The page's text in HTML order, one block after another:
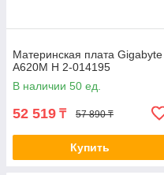
Материнская плата Gigabyte
A620M H 2-014195
В наличии 50 ед.
52 519 ₸ 57 890 ₸
Купить